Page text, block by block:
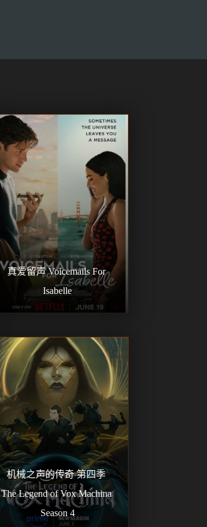
真爱留声 Voicemails For
Isabelle
机械之声的传奇 第四季
The Legend of Vox Machina
Season 4